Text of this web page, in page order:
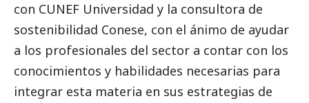
con CUNEF Universidad y la consultora de
sostenibilidad Conese, con el ánimo de ayudar
a los profesionales del sector a contar con los
conocimientos y habilidades necesarias para
integrar esta materia en sus estrategias de